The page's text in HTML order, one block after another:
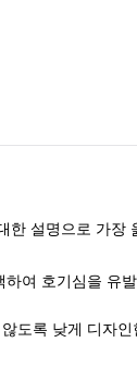
여 호기심을 유발
도록 낮게 디자인